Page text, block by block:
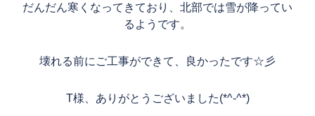
だんだん寒くなってきており、北部では雪が降ってい
るようです。
壊れる前にご工事ができて、良かったです☆彡
T様、ありがとうございました(*^-^*)